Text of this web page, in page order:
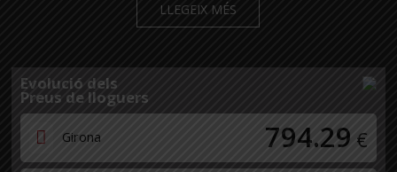
LLEGEIX MÉS
Evolució dels
Preus de lloguers
Girona 794.29 €